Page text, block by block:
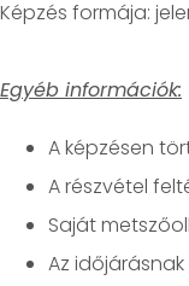
Egyéb információk:
A képzésen
A részvétel
Saját
Az